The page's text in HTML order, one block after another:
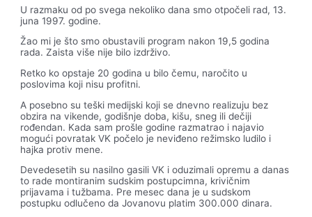
U razmaku od po svega nekoliko dana smo otpočeli rad, 13.
juna 1997. godine.
Žao mi je što smo obustavili program nakon 19,5 godina
rada. Zaista više nije bilo izdrživo.
Retko ko opstaje 20 godina u bilo čemu, naročito u
poslovima koji nisu profitni.
A posebno su teški medijski koji se dnevno realizuju bez
obzira na vikende, godišnje doba, kišu, sneg ili dečiji
rođendan. Kada sam prošle godine razmatrao i najavio
mogući povratak VK počelo je neviđeno režimsko ludilo i
hajka protiv mene.
Devedesetih su nasilno gasili VK i oduzimali opremu a danas
to rade montiranim sudskim postupcimna, krivičnim
prijavama i tužbama. Pre mesec dana je u sudskom
postupku odlučeno da Jovanovu platim 300.000 dinara.